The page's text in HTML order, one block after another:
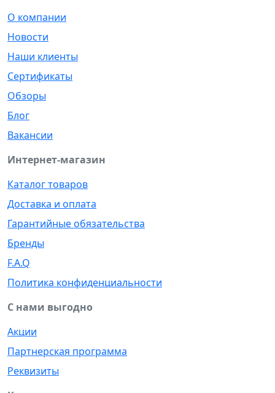
О компании
Новости
Наши клиенты
Сертификаты
Обзоры
Блог
Вакансии
Интернет-магазин
Каталог товаров
Доставка и оплата
Гарантийные обязательства
Бренды
F.A.Q
Политика конфиденциальности
С нами выгодно
Акции
Партнерская программа
Реквизиты